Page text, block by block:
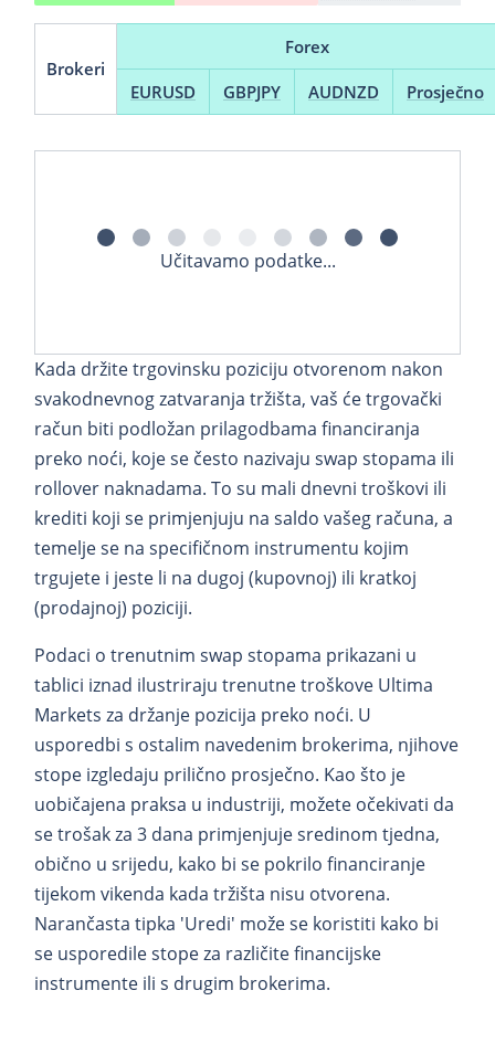
Brokeri
Forex
EURUSD GBPJPY AUDNZD Prosječno
Učitavamo podatke...
Kada držite trgovinsku poziciju otvorenom nakon
svakodnevnog zatvaranja tržišta, vaš će trgovački
račun biti podložan prilagodbama financiranja
preko noći, koje se često nazivaju swap stopama ili
rollover naknadama. To su mali dnevni troškovi ili
krediti koji se primjenjuju na saldo vašeg računa, a
temelje se na specifičnom instrumentu kojim
trgujete i jeste li na dugoj (kupovnoj) ili kratkoj
(prodajnoj) poziciji.
Podaci o trenutnim swap stopama prikazani u
tablici iznad ilustriraju trenutne troškove Ultima
Markets za držanje pozicija preko noći. U
usporedbi s ostalim navedenim brokerima, njihove
stope izgledaju prilično prosječno. Kao što je
uobičajena praksa u industriji, možete očekivati da
se trošak za 3 dana primjenjuje sredinom tjedna,
obično u srijedu, kako bi se pokrilo financiranje
tijekom vikenda kada tržišta nisu otvorena.
Narančasta tipka 'Uredi' može se koristiti kako bi
se usporedile stope za različite financijske
instrumente ili s drugim brokerima.